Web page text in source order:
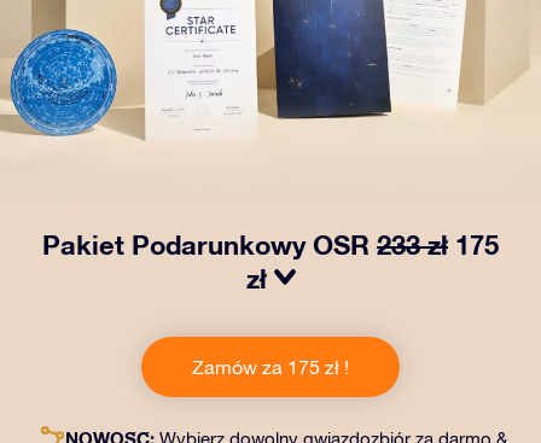
Pakiet Podarunkowy OSR 233 zł 175
zł
naszemu OSR Gift Pack! Ten zestaw obejmuje piękną
kopertę i spersonalizowane dokumenty wysłane na
wybrany adres, a także dokumenty cyfrowe i bezpłatny
Zamów za 175 zł !
NOWOŚĆ: Wybierz dowolny gwiazdozbiór za darmo &